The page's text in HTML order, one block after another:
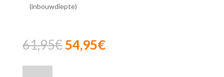
(inbouwdiepte)
61,95€Oorspronkelijke
prijs
54,95€Huidige